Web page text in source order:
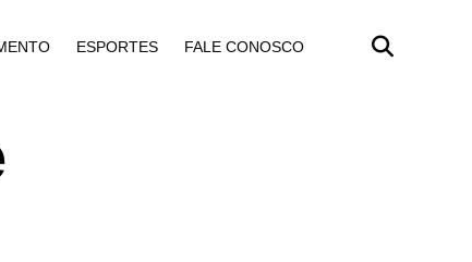
ESPORTES FALE CONOSCO